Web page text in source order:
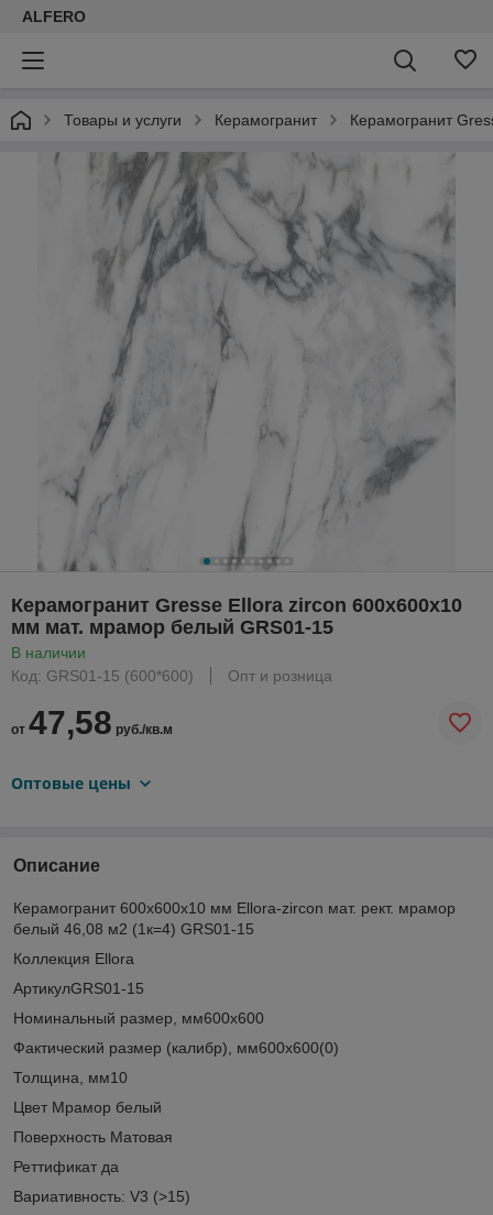
ALFERO
Товары и услуги Керамогранит Керамогранит
Керамогранит Gresse Ellora zircon 600х600х10
мм мат. мрамор белый GRS01-15
В наличии
Код: GRS01-15 (600*600)
Опт и розница
от 47,58 руб./кв.м
Оптовые цены
Описание
Керамогранит 600х600х10 мм Ellora-zircon мат. рект. мрамор
белый 46,08 м2 (1к=4) GRS01-15
Коллекция Ellora
АртикулGRS01-15
Номинальный размер, мм600x600
Фактический размер (калибр), мм600x600(0)
Толщина, мм10
Цвет Мрамор белый
Поверхность Матовая
Реттификат да
Вариативность: V3 (>15)